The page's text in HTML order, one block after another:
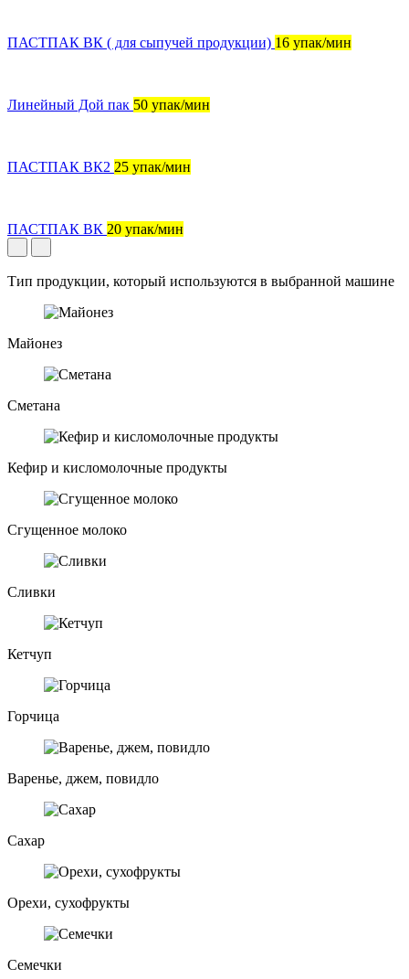
ПАСТПАК ВК ( для сыпучей продукции) 16 упак/мин
Линейный Дой пак 50 упак/мин
ПАСТПАК ВК2 25 упак/мин
ПАСТПАК ВК 20 упак/мин
Тип продукции, который используются в выбранной машине
Майонез
Сметана
Кефир и кисломолочные продукты
Сгущенное молоко
Сливки
Кетчуп
Горчица
Варенье, джем, повидло
Сахар
Орехи, сухофрукты
Семечки